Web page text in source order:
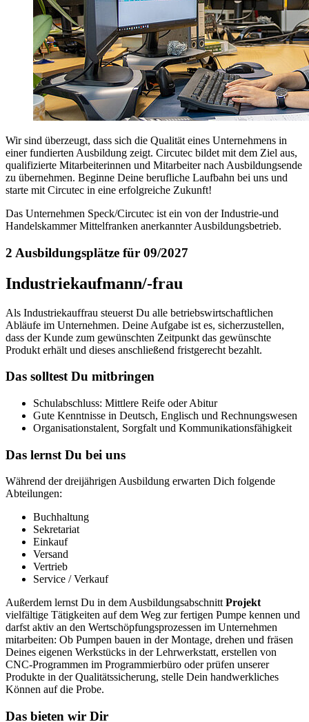
Wir sind überzeugt, dass sich die Qualität eines Unternehmens in
einer fundierten Ausbildung zeigt. Circutec bildet mit dem Ziel aus,
qualifizierte Mitarbeiterinnen und Mitarbeiter nach Ausbildungsende
zu übernehmen. Beginne Deine berufliche Laufbahn bei uns und
starte mit Circutec in eine erfolgreiche Zukunft!
Das Unternehmen Speck/Circutec ist ein von der Industrie-und
Handelskammer Mittelfranken anerkannter Ausbildungsbetrieb.
2 Ausbildungsplätze für 09/2027
Industriekaufmann/-frau
Als Industriekauffrau steuerst Du alle betriebswirtschaftlichen
Abläufe im Unternehmen. Deine Aufgabe ist es, sicherzustellen,
dass der Kunde zum gewünschten Zeitpunkt das gewünschte
Produkt erhält und dieses anschließend fristgerecht bezahlt.
Das solltest Du mitbringen
Schulabschluss: Mittlere Reife oder Abitur
Gute Kenntnisse in Deutsch, Englisch und Rechnungswesen
Organisationstalent, Sorgfalt und Kommunikationsfähigkeit
Das lernst Du bei uns
Während der dreijährigen Ausbildung erwarten Dich folgende
Abteilungen:
Buchhaltung
Sekretariat
Einkauf
Versand
Vertrieb
Service / Verkauf
Außerdem lernst Du in dem AusbildungsabschnittProjekt
vielfältige Tätigkeiten auf dem Weg zur fertigen Pumpe kennen und
darfst aktiv an den Wertschöpfungsprozessen im Unternehmen
mitarbeiten: Ob Pumpen bauen in der Montage, drehen und fräsen
Deines eigenen Werkstücks in der Lehrwerkstatt, erstellen von
CNC-Programmen im Programmierbüro oder prüfen unserer
Produkte in der Qualitätssicherung, stelle Dein handwerkliches
Können auf die Probe.
Das bieten wir Dir